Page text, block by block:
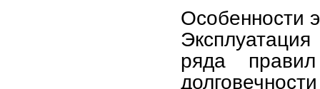
Особенности
ряда